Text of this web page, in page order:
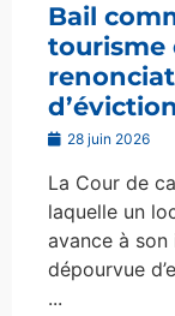
Bail
tourisme
d’éviction
28 juin 2026
La Cour de
laquelle un
avance à son
dépourvue
...